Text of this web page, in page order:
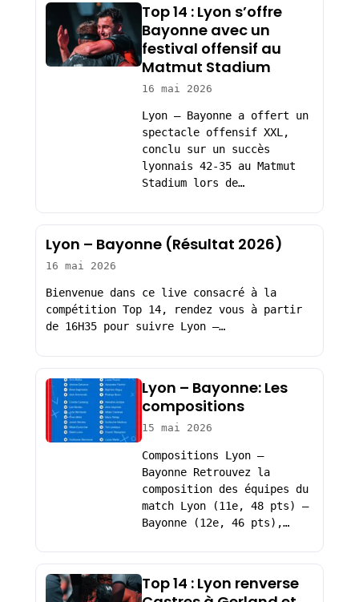
Top 14 : Lyon s’offre
Bayonne avec un
festival offensif au
Matmut Stadium
16 mai 2026
Lyon – Bayonne a offert un
spectacle offensif XXL,
conclu sur un succès
lyonnais 42-35 au Matmut
Stadium lors de…
Lyon – Bayonne (Résultat 2026)
16 mai 2026
Bienvenue dans ce live consacré à la
compétition Top 14, rendez vous à partir
de 16H35 pour suivre Lyon –…
Lyon – Bayonne: Les
compositions
15 mai 2026
Compositions Lyon –
Bayonne Retrouvez la
composition des équipes du
match Lyon (11e, 48 pts) –
Bayonne (12e, 46 pts),…
Top 14 : Lyon renverse